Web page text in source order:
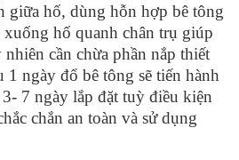
giữa hố, dùng hỗn hợp bê tông
hố quanh chân trụ giúp
cần chừa phần nắp thiết
1 ngày đổ bê tông sẽ tiến hành
7 ngày lắp đặt tuỳ điều kiện
chắn an toàn và sử dụng